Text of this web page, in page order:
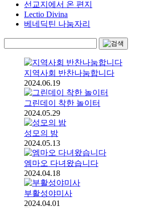
선교지에서 온 편지
Lectio Divina
베네딕틴 나눔자리
지역사회 반찬나눔합니다
2024.06.19
그린데이 착한 놀이터
2024.05.29
성모의 밤
2024.05.13
엠마오 다녀왔습니다
2024.04.18
부활성야미사
2024.04.01